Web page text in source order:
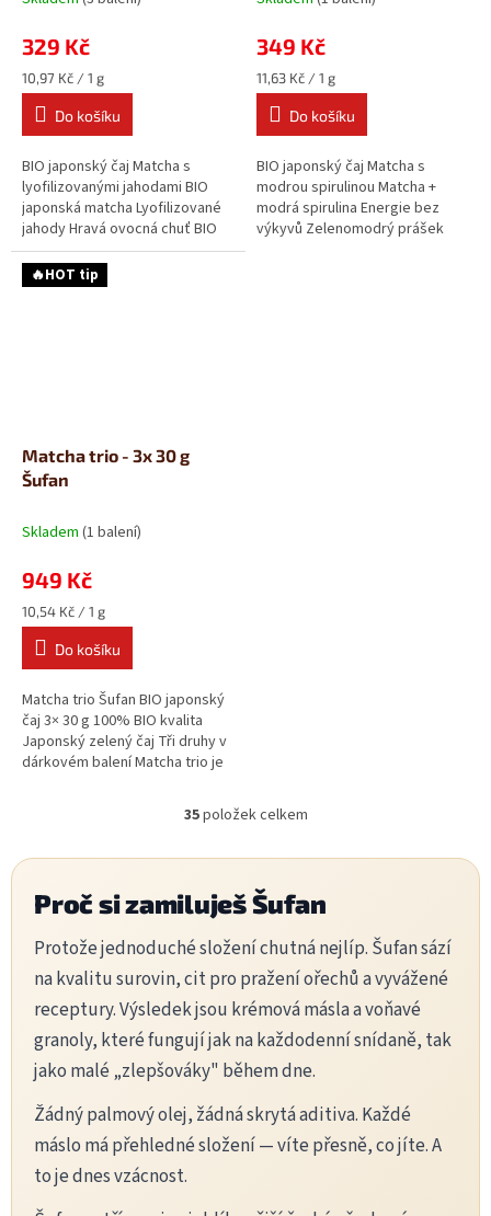
329 Kč
Měrná
cena:
10,97 Kč / 1 g
Do košíku
BIO japonský čaj Matcha s
lyofilizovanými jahodami BIO
japonská matcha Lyofilizované
jahody Hravá ovocná chuť BIO
japonský čaj Matcha s...
349 Kč
Měrná
cena:
11,63 Kč / 1 g
Do košíku
BIO japonský čaj Matcha s
modrou spirulinou Matcha +
modrá spirulina Energie bez
výkyvů Zelenomodrý prášek
🔥HOT tip
Matcha trio - 3x 30 g
Šufan
Skladem (1 balení)
949 Kč
Měrná
cena:
10,54 Kč / 1 g
Do košíku
Matcha trio Šufan BIO japonský
čaj 3× 30 g 100% BIO kvalita
Japonský zelený čaj Tři druhy v
dárkovém balení Matcha trio je
O
l
á
d
c
í
p
r
v
k
y
ý
p
i
35položek celkem
Proč si zamiluješ Šufan
Protože jednoduché složení chutná nejlíp. Šufan sází
na kvalitu surovin, cit pro pražení ořechů a vyvážené
receptury. Výsledek jsou krémová másla a voňavé
granoly, které fungují jak na každodenní snídaně, tak
jako malé „zlepšováky" během dne.
Žádný palmový olej, žádná skrytá aditiva. Každé
máslo má přehledné složení — víte přesně, co jíte. A
to je dnes vzácnost.